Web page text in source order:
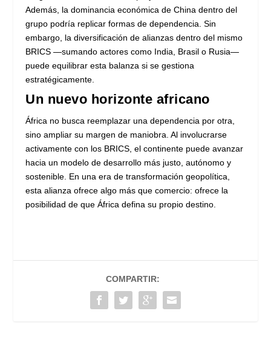
Además, la dominancia económica de China dentro del
grupo podría replicar formas de dependencia. Sin
embargo, la diversificación de alianzas dentro del mismo
BRICS —sumando actores como India, Brasil o Rusia—
puede equilibrar esta balanza si se gestiona
estratégicamente.
Un nuevo horizonte africano
África no busca reemplazar una dependencia por otra,
sino ampliar su margen de maniobra. Al involucrarse
activamente con los BRICS, el continente puede avanzar
hacia un modelo de desarrollo más justo, autónomo y
sostenible. En una era de transformación geopolítica,
esta alianza ofrece algo más que comercio: ofrece la
posibilidad de que África defina su propio destino.
COMPARTIR: